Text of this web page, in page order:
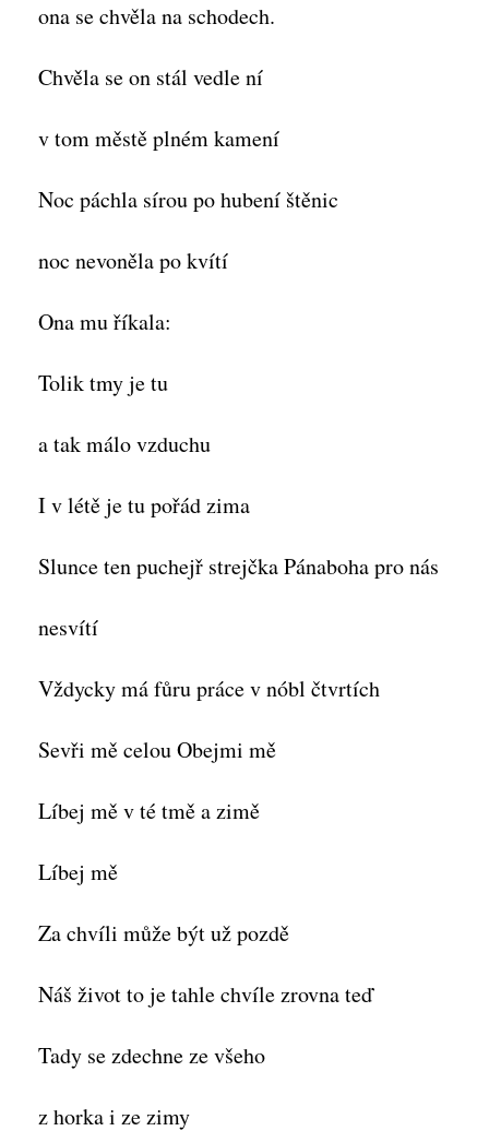
ona se chvěla na schodech.
Chvěla se on stál vedle ní
v tom městě plném kamení
Noc páchla sírou po hubení štěnic
noc nevoněla po kvítí
Ona mu říkala:
Tolik tmy je tu
a tak málo vzduchu
I v létě je tu pořád zima
Slunce ten puchejř strejčka Pánaboha pro nás
nesvítí
Vždycky má fůru práce v nóbl čtvrtích
Sevři mě celou Obejmi mě
Líbej mě v té tmě a zimě
Líbej mě
Za chvíli může být už pozdě
Náš život to je tahle chvíle zrovna teď
Tady se zdechne ze všeho
z horka i ze zimy